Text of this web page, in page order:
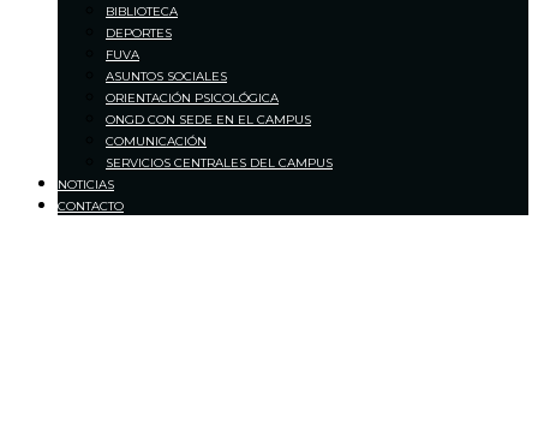
BIBLIOTECA
DEPORTES
FUVA
ASUNTOS SOCIALES
ORIENTACIÓN PSICOLÓGICA
ONGD CON SEDE EN EL CAMPUS
COMUNICACIÓN
SERVICIOS CENTRALES DEL CAMPUS
NOTICIAS
CONTACTO